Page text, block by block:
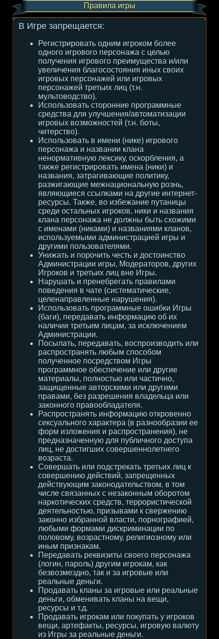
Правила игры
В Игре запрещается:
Регистрировать одним игроком более
одного игрового персонажа с целью
получения игрового преимущества и/или
увеличения благосостояния иных своих
игровых персонажей или игровых
персонажей третьих лиц (т.н.
мультоводство).
Использовать сторонние программные
средства для улучшения/автоматизации
игровых возможностей (т.н. боты,
читерство).
Использовать в имени (нике) игрового
персонажа и названии клана
ненормативную лексику, оскорбления, а
также регистрировать имена (ники) и
названия, затрагивающие политику,
разжигающие межнациональную рознь,
являющиеся ссылками на другие интернет-
ресурсы. Также, во избежание путаницы
среди остальных игроков, ники и названия
клана персонажа не должны быть схожими
с именами (никами) и названиями кланов,
используемыми администрацией игры и
другими пользователями.
Унижать и порочить честь и достоинство
Администрации игры, Модераторов, других
Игроков и третьих лиц вне Игры.
Нарушать и пренебрегать правилами
поведения в чате (систематические,
целенаправленные нарушения).
Использовать программные ошибки Игры
(баги), передавать информацию об их
наличии третьим лицам, за исключением
Администрации.
Посылать, передавать, воспроизводить или
распространять любым способом
полученное посредством Игры
программное обеспечение или другие
материалы, полностью или частично,
защищенные авторскими или другими
правами, без разрешения владельца или
законного правообладателя.
Распространять информацию откровенно
сексуального характера (в разнообразии ее
форм изложения и распространения), не
предназначенную для публичного доступа
лиц, не достигших совершеннолетнего
возраста.
Совершать или подстрекать третьих лиц к
совершению действий, запрещенных
действующим законодательством, в том
числе связанных с незаконным оборотом
наркотических средств, террористической
деятельностью, призывами к свержению
законно избранной власти, порнографией,
любыми формами дискриминации по
половому, возрастному, религиозному или
иным признакам.
Передавать реквизиты своего персонажа
(логин, пароль) другим игрокам, как
безвозмездно, так и за игровые или
реальные деньги.
Продавать кланы за игровые или реальные
деньги, обменивать кланы на вещи,
ресурсы и т.д.
Продавать игрокам или покупать у игроков
вещи, артефакты, ресурсы, игровую валюту
из Игры за реальные деньги.